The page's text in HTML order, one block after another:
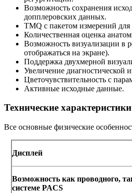
Возможность сохранения
допплеровских данных.
TMQ с пакетом измерений
Количественная оценка
Возможность визуализации в
отображаться на экране).
Поддержка двухмерной
Увеличение диагностической
Цветочувствительность с
Активные исходные данные.
Технические
Все основные физические
Дисплей
Возможность как проводного,
системе PACS